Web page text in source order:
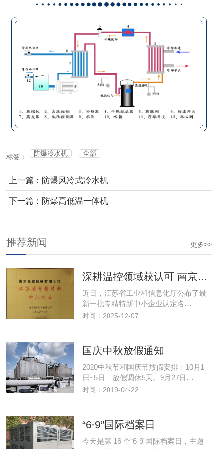
标签： 防爆冷水机 全部
上一篇：防爆风冷式冷水机
下一篇：防爆高低温一体机
更多>>
推荐新闻
深耕温控领域获认可 南京星德跻身"专精特新"阵营
近日，江苏省工业和信息化厅公布了最
新一批专精特新中小企业认定名…
时间：2025-12-07
国庆中秋放假通知
2020中秋节和国庆节放假安排：10月1
日~5日，放假调休5天。9月27日…
时间：2019-04-22
“6·9”国际档案日
今天是第 16 个“6·9”国际档案日，主题